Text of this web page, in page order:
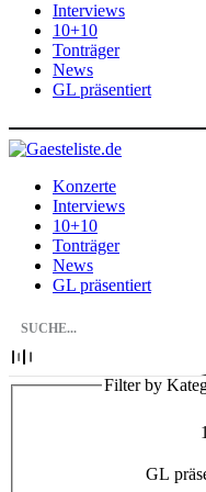
Interviews
10+10
Tonträger
News
GL präsentiert
Konzerte
Interviews
10+10
Tonträger
News
GL präsentiert
Filter by
GL